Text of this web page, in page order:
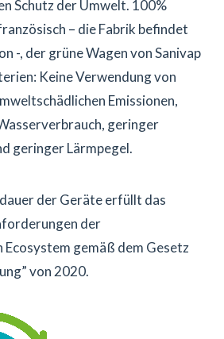
Schutz der Umwelt. 100%
– die Fabrik befindet
-, der grüne Wagen von Sanivap
Keine Verwendung von
Emissionen,
geringer
geringer Lärmpegel.
der Geräte erfüllt das
der
gemäß dem Gesetz
von 2020.